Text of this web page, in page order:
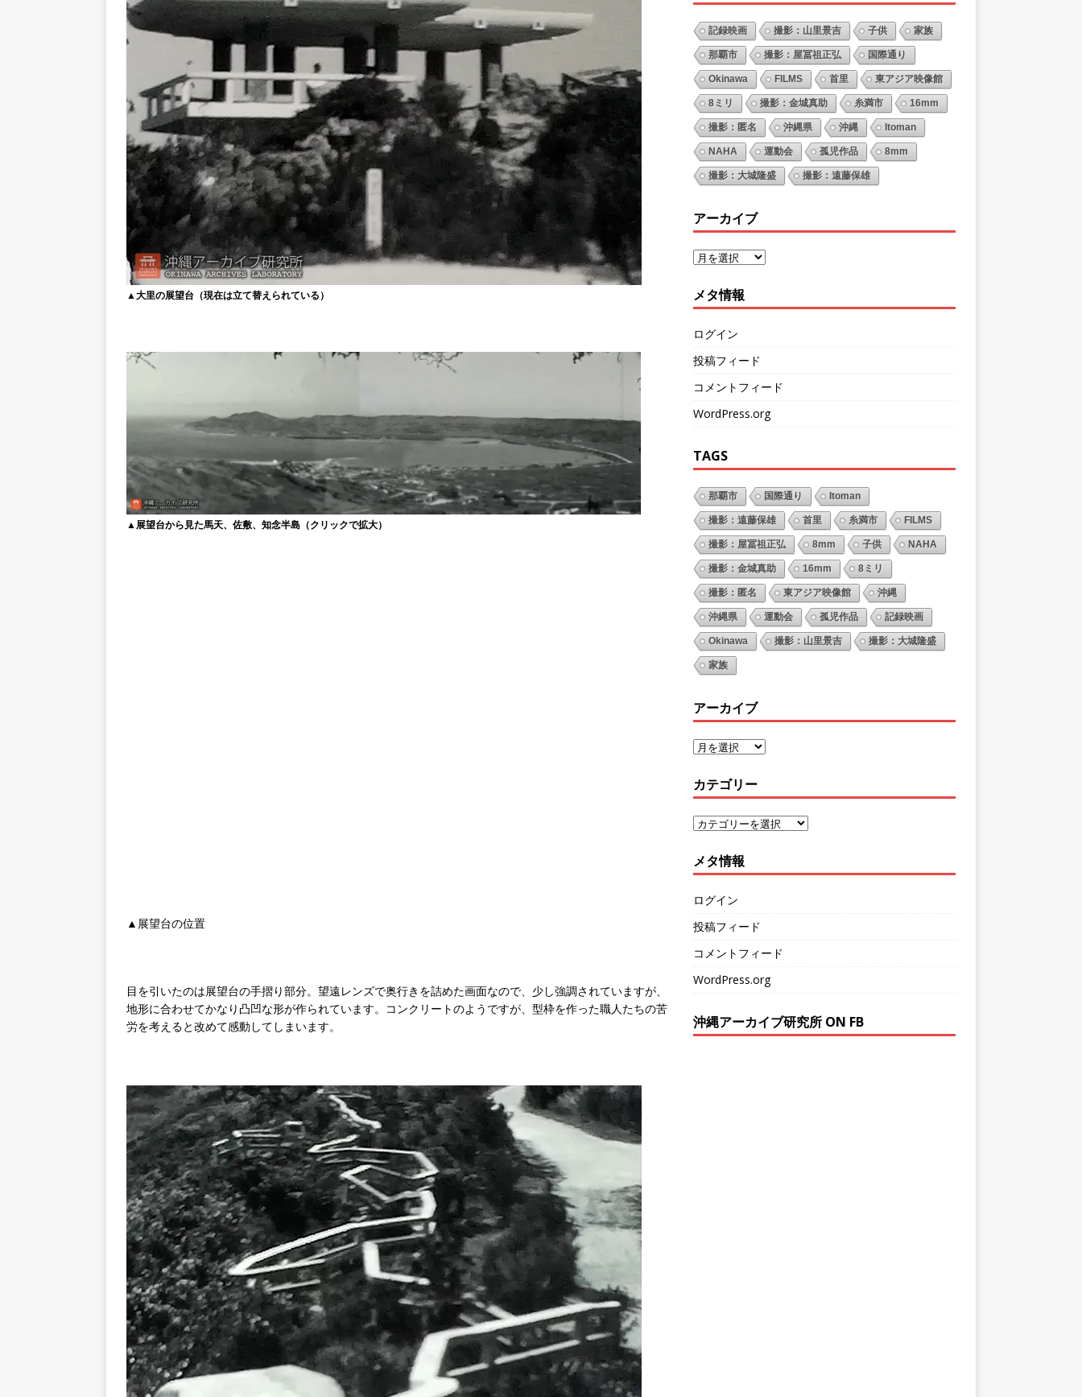
▲大里の展望台（現在は立て替えられている）
▲展望台から見た馬天、佐敷、知念半島（クリックで拡大）
▲展望台の位置
目を引いたのは展望台の手摺り部分。望遠レンズで奥行きを詰めた画面なので、少し強調されていますが、
地形に合わせてかなり凸凹な形が作られています。コンクリートのようですが、型枠を作った職人たちの苦
労を考えると改めて感動してしまいます。
記録映画 撮影：山里景吉 子供 家族
那覇市 撮影：屋冨祖正弘 国際通り
Okinawa FILMS 首里 東アジア映像館
8ミリ 撮影：金城真助 糸満市 16mm
撮影：匿名 沖縄県 沖縄 Itoman
NAHA 運動会 孤児作品 8mm
撮影：大城隆盛 撮影：遠藤保雄
アーカイブ
メタ情報
ログイン
投稿フィード
コメントフィード
WordPress.org
TAGS
那覇市 国際通り Itoman
撮影：遠藤保雄 首里 糸満市 FILMS
撮影：屋冨祖正弘 8mm 子供 NAHA
撮影：金城真助 16mm 8ミリ
撮影：匿名 東アジア映像館 沖縄
沖縄県 運動会 孤児作品 記録映画
Okinawa 撮影：山里景吉 撮影：大城隆盛
家族
アーカイブ
カテゴリー
メタ情報
ログイン
投稿フィード
コメントフィード
WordPress.org
沖縄アーカイブ研究所 ON FB